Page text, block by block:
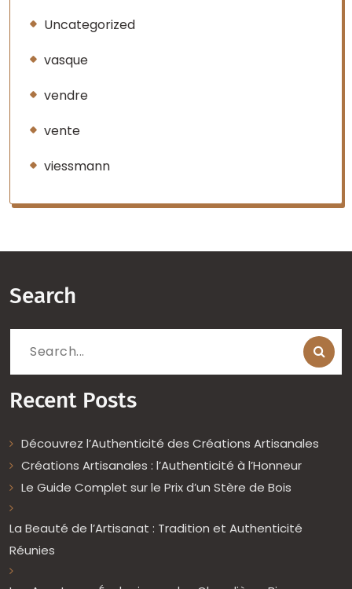
Uncategorized
vasque
vendre
vente
viessmann
Search
Search
Recent Posts
Découvrez l’Authenticité des Créations Artisanales
Créations Artisanales : l’Authenticité à l’Honneur
Le Guide Complet sur le Prix d’un Stère de Bois
La Beauté de l’Artisanat : Tradition et Authenticité
Réunies